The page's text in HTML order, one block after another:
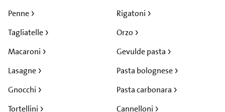
Penne
Tagliatelle
Macaroni
Lasagne
Gnocchi
Tortellini
Rigatoni
Orzo
Gevulde pasta
Pasta bolognese
Pasta carbonara
Cannelloni